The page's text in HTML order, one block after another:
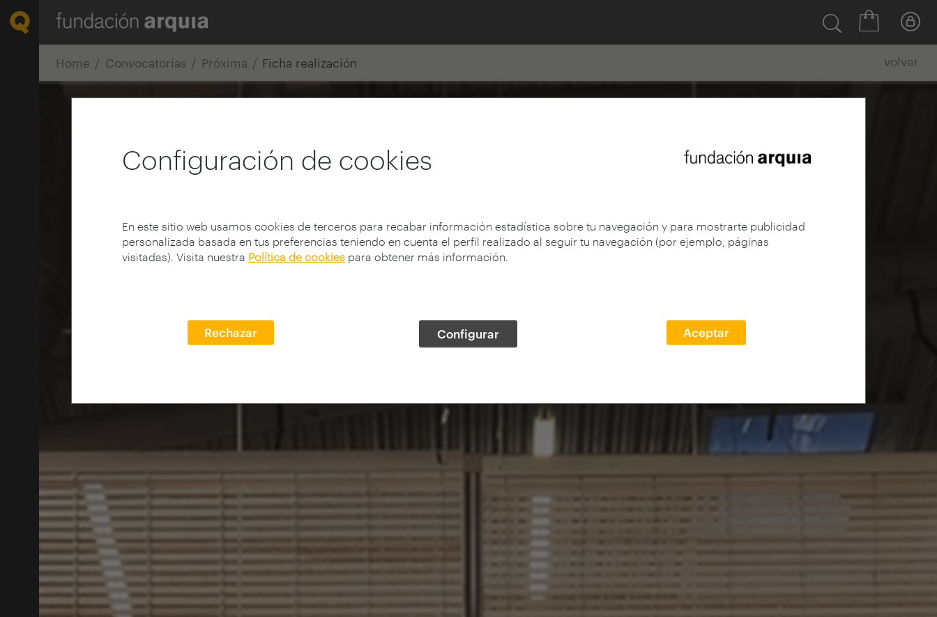
Configuración de cookies
En este sitio web usamos cookies de terceros para recabar información estadística sobre tu navegación y para mostrarte publicidad
personalizada basada en tus preferencias teniendo en cuenta el perfil realizado al seguir tu navegación (por ejemplo, páginas
visitadas). Visita nuestra Política de cookies para obtener más información.
Rechazar Configurar Aceptar
Home Convocatorias Próxima Ficha realización volver